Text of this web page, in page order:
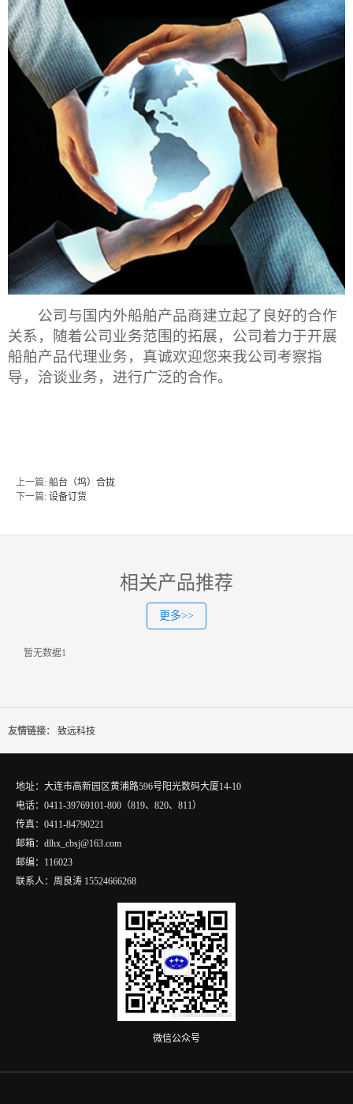
公司与国内外船舶产品商建立起了良好的合作
关系，随着公司业务范围的拓展，公司着力于开展
船舶产品代理业务，真诚欢迎您来我公司考察指
导，洽谈业务，进行广泛的合作。
上一篇: 船台（坞）合拢
下一篇: 设备订货
相关产品推荐
更多>>
暂无数据1
友情链接： 致远科技
地址：大连市高新园区黄浦路596号阳光数码大厦14-10
电话：0411-39769101-800（819、820、811）
传真：0411-84790221
邮箱：dlhx_cbsj@163.com
邮编：116023
联系人：周良涛 15524666268
微信公众号